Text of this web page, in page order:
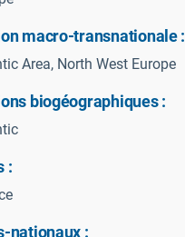
macro-transnationale :
Area, North West Europe
biogéographiques :
:
nationaux :